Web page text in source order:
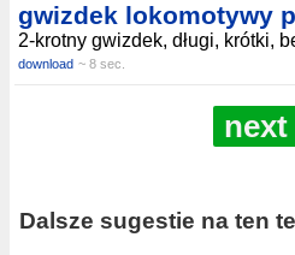
gwizdek lokomotywy
2-krotny gwizdek, długi, krótki,
download ~ 8 sec.
next
Dalsze sugestie na ten